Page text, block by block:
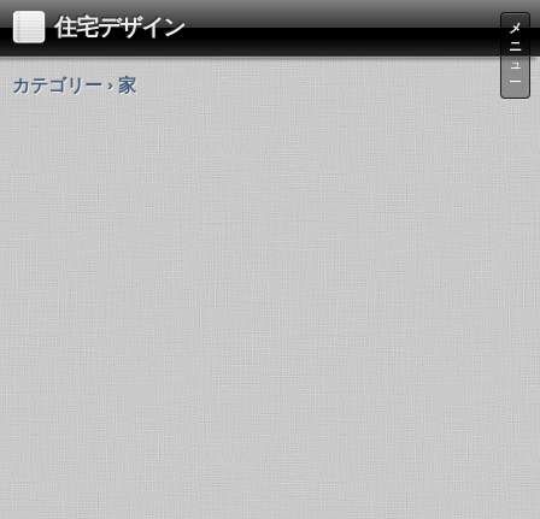
住宅デザイン
メ
ニ
ュ
ー
カテゴリー › 家